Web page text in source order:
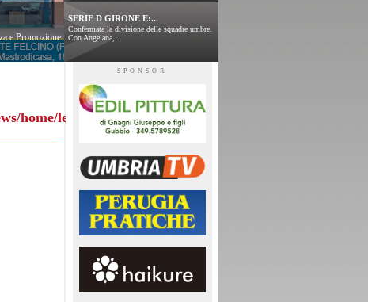
e Promozione
SERIE D GIRONE E:...
Confermata la divisione delle squadre umbre.
Con Angelana,...
home/leggitabellini.php
SPONSOR